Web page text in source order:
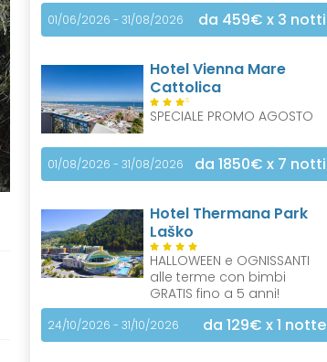
01/06/2026 - 31/08/2026 da 459€ x 3 notti
Hotel Vienna Mare
Cattolica
S
SPECIALE PROMO AGOSTO
01/08/2026 - 31/08/2026 da 1850€ x 7 notti
Hotel Thermana Park
Laško
HALLOWEEN e OGNISSANTI
alle terme con bimbi
GRATIS fino a 5 anni!
24/10/2026 - 31/10/2026 da 129€ x 1 notte